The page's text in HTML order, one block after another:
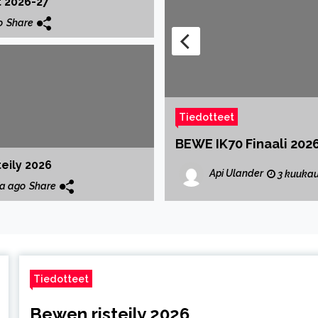
Share
2026
ago Share
Tiedotteet
BEWE IK70 Finaali
Api Ulander 3
Tiedotteet